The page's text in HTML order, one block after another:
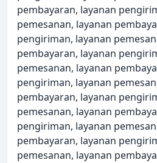
pembayaran, layanan
pemesanan, layanan
pengiriman, layanan
pembayaran, layanan
pemesanan, layanan
pengiriman, layanan
pembayaran, layanan
pemesanan, layanan
pengiriman, layanan
pembayaran, layanan
pemesanan, layanan